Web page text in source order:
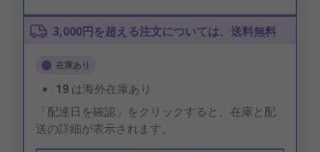
3,000円を超える注文については、送料無料
在庫あり
19 は海外在庫あり
「配達日を確認」をクリックすると、在庫と配
送の詳細が表示されます。